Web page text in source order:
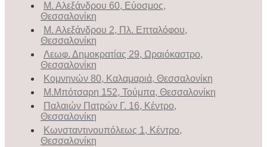
Μ. Αλεξάνδρου 60, Εύοσμος,
Θεσσαλονίκη
Μ. Αλεξάνδρου 2, Πλ. Επταλόφου,
Θεσσαλονίκη
Λεωφ. Δημοκρατίας 29, Ωραιόκαστρο,
Θεσσαλονίκη
Κομνηνών 80, Καλαμαριά, Θεσσαλονίκη
Μ.Μπότσαρη 152, Τούμπα, Θεσσαλονίκη
Παλαιών Πατρών Γ. 16, Κέντρο,
Θεσσαλονίκη
Κωνσταντινουπόλεως 1, Κέντρο,
Θεσσαλονίκη